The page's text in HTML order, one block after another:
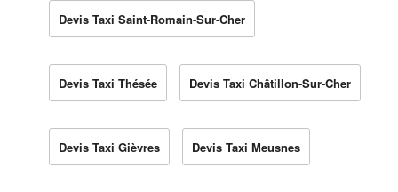
Devis Taxi Saint-Romain-Sur-Cher
Devis Taxi Thésée Devis Taxi Châtillon-Sur-Cher
Devis Taxi Gièvres Devis Taxi Meusnes